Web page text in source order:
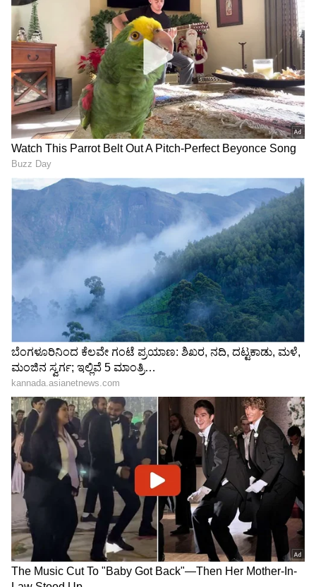
ಆನೆ ಶಿಬಿರ ನಿರ್ಮಾಣದ ಬಳಿಕ ಪ್ರವಾಸಿಗರ ವೀಕ್ಷಣೆಗೆ
ಅವಕಾಶ ಮಾಡಿಕೊಡುವ ಬಗ್ಗೆ ಅರಣ್ಯ ಇಲಾಖೆ ಅಧಿಕಾರಿಗಳು
ಚಿಂತನೆ ನಡೆಸಿದ್ದಾರೆ. ಈಗಾಗ್ಲೇ ಕೆ ಗುಡಿಯಲ್ಲಿ ಒಂದು ಸಾಕಾನೆ
ಇದ್ದು, ಇನ್ನೂ ಎರಡು ಅಥವಾ ಮೂರು ಆನೆಗಳನ್ನು ಬೇರೆ
ಶಿಬಿರದಿಂದ ಕರೆತಂದು ಒಟ್ಟು ನಾಲ್ಕು ಆನೆಗಳೊಂದಿಗೆ ಸಾಕಾನೆ
ಶಿಬಿರ ಆರಂಭಿಸಲು ಚಿಂತಿಸಿದೆ.
ಇನ್ನೂ ಬರೀ ಸಾಕಾನೆ ಶಿಬಿರವಷ್ಟೇ ಅಲ್ಲ ಪ್ರವಾಸಿಗರಿಗಾಗಿ
ಹೊಸ ಸಫಾರಿ ಕೇಂದ್ರ ಕೂಡ ಆರಂಭಿಸುವ ಚಿಂತನೆ ಕೂಡ
ನಡೆಸಿದ್ದಾರೆ. ಸರ್ಕಾರ ಹಾಗೂ ಎನ್ ಟಿಸಿಎ ಅನುಮತಿಗಾಗಿ
ಸರ್ಕಾರಕ್ಕೆ ಪ್ರಸ್ತಾವಣೆ ಕೂಡ ಸಲ್ಲಿಸಿದ್ದಾರೆ. ಸಫಾರಿ ಕೇಂದ್ರ
ಆರಂಬಿಸುವ ಮೂಲಕ ಪ್ರವಾಸಿಗರನ್ನು ಬಿಆರ್ ಟಿ ಹುಲಿ
ಸಂರಕ್ಷಿತಾರಣ್ಯದತ್ತ ಸೆಳೆಯುವ ಪ್ಲ್ಯಾನ್ ಮಾಡಿದೆ.